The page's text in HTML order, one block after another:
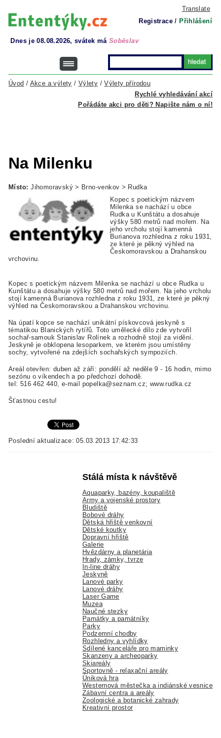
Translate
Registrace / Přihlášení
Dnes je 08.08.2026, svátek má Soběslav
Rychlé vyhledávání akcí
Úvod / Akce a výlety / Výlety /Výlety přírodou
Pořádáte akci pro děti? Napište nám o ní!
Na Milenku
Místo: Jihomoravský > Brno-venkov > Rudka
Kopec s poetickým názvem
Milenka se nachází u obce
Rudka u Kunštátu a dosahuje
výšky 580 metrů nad mořem. Na
jeho vrcholu stojí kamenná
Burianova rozhledna z roku 1931,
ze které je pěkný výhled na
Českomoravskou a Drahanskou
vrchovinu.
Kopec s poetickým názvem Milenka se nachází u obce Rudka u
Kunštátu a dosahuje výšky 580 metrů nad mořem. Na jeho vrcholu
stojí kamenná Burianova rozhledna z roku 1931, ze které je pěkný
výhled na Českomoravskou a Drahanskou vrchovinu.
Na úpatí kopce se nachází unikátní pískovcová jeskyně s
tématikou Blanických rytířů. Toto umělecké dílo zde vytvořil
sochař-samouk Stanislav Rolínek a rozhodně stojí za vidění.
Jeskyně je obklopena lesoparkem, ve kterém jsou umístěny
sochy, vytvořené na zdejších sochařských sympoziích.
Areál otevřen: duben až září: pondělí až neděle 9 - 16 hodin, mimo
sezónu o víkendech a po předchozí dohodě.
tel: 516 462 440, e-mail popelka@seznam.cz; www.rudka.cz
Šťastnou cestu!
Poslední aktualizace: 05.03.2013 17:42:33
Stálá místa k návštěvě
Aquaparky, bazény, koupaliště
Army a vojenské prostory
Bludiště
Bobové dráhy
Dětská hřiště venkovní
Dětské koutky
Dopravní hřiště
Galerie
Hvězdárny a planetária
Hrady, zámky, tvrze
In-line dráhy
Jeskyně
Lanové parky
Lanové dráhy
Laser Game
Muzea
Naučné stezky
Památky a památníky
Parky
Podzemní chodby
Rozhledny a vyhlídky
Sdílené kanceláře pro maminky
Skanzeny a archeoparky
Skiareály
Sportovně - relaxační areály
Úniková hra
Westernová městečka a indiánské vesnice
Zábavní centra a areály
Zoologické a botanické zahrady
Kreativní prostor